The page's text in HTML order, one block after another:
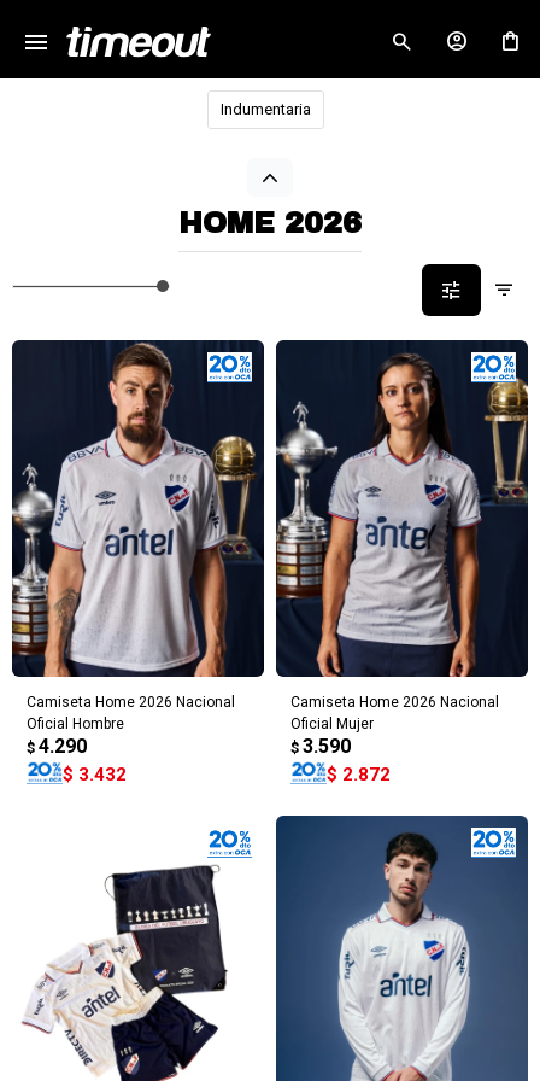
menu
Indumentaria
HOME 2026
Camiseta Home 2026 Nacional
Oficial Hombre
$ 4.290
$ 3.432
Camiseta Home 2026 Nacional
Oficial Mujer
$ 3.590
$ 2.872
¡Sumate a la forma más ágil de